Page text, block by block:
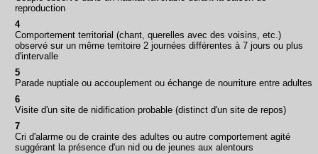
reproduction
4
Comportement territorial (chant, querelles avec des voisins, etc.)
observé sur un même territoire 2 journées différentes à 7 jours ou plus
d'intervalle
5
Parade nuptiale ou accouplement ou échange de nourriture entre adultes
6
Visite d'un site de nidification probable (distinct d'un site de repos)
7
Cri d'alarme ou de crainte des adultes ou autre comportement agité
suggérant la présence d'un nid ou de jeunes aux alentours